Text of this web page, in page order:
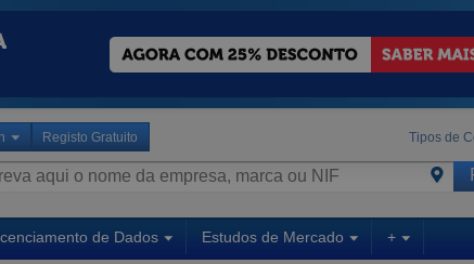
Registo Gratuito Tipos de
de Dados Estudos de Mercado +